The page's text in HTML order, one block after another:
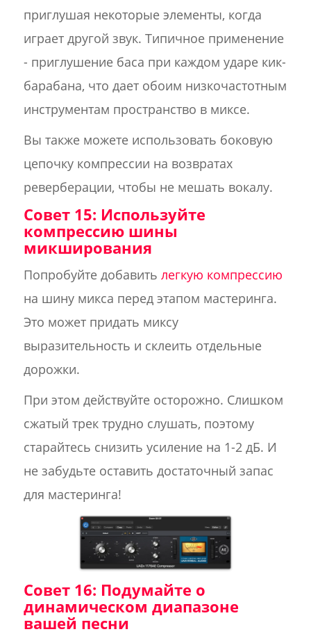
приглушая некоторые элементы, когда
играет другой звук. Типичное применение
- приглушение баса при каждом ударе кик-
барабана, что дает обоим низкочастотным
инструментам пространство в миксе.
Вы также можете использовать боковую
цепочку компрессии на возвратах
реверберации, чтобы не мешать вокалу.
Совет 15: Используйте
компрессию шины
микширования
Попробуйте добавить легкую компрессию
на шину микса перед этапом мастеринга.
Это может придать миксу
выразительность и склеить отдельные
дорожки.
При этом действуйте осторожно. Слишком
сжатый трек трудно слушать, поэтому
старайтесь снизить усиление на 1-2 дБ. И
не забудьте оставить достаточный запас
для мастеринга!
Совет 16: Подумайте о
динамическом диапазоне
вашей песни